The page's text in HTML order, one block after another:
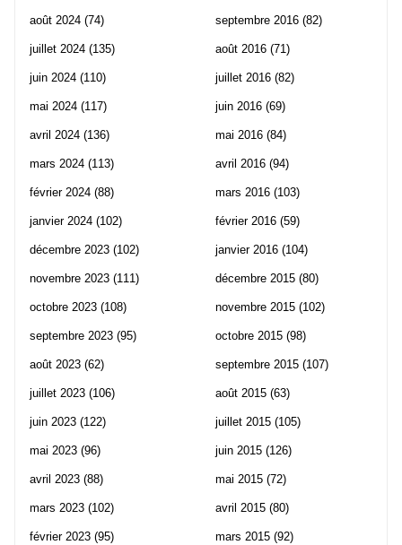
août 2024 (74)
juillet 2024 (135)
juin 2024 (110)
mai 2024 (117)
avril 2024 (136)
mars 2024 (113)
février 2024 (88)
janvier 2024 (102)
décembre 2023 (102)
novembre 2023 (111)
octobre 2023 (108)
septembre 2023 (95)
août 2023 (62)
juillet 2023 (106)
juin 2023 (122)
mai 2023 (96)
avril 2023 (88)
mars 2023 (102)
février 2023 (95)
septembre 2016 (82)
août 2016 (71)
juillet 2016 (82)
juin 2016 (69)
mai 2016 (84)
avril 2016 (94)
mars 2016 (103)
février 2016 (59)
janvier 2016 (104)
décembre 2015 (80)
novembre 2015 (102)
octobre 2015 (98)
septembre 2015 (107)
août 2015 (63)
juillet 2015 (105)
juin 2015 (126)
mai 2015 (72)
avril 2015 (80)
mars 2015 (92)